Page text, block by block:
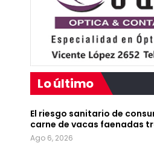
Lo último
El riesgo sanitario de
carne de vacas faenadas
Ago 6, 2026